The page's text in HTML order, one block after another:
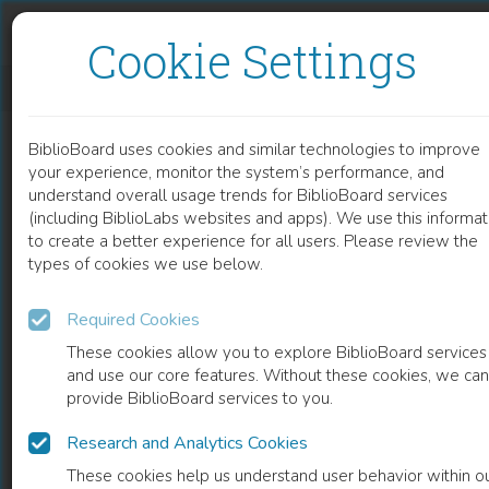
Cookie Settings
BiblioBoard uses cookies and similar technologies to improve
your experience, monitor the system’s performance, and
understand overall usage trends for BiblioBoard services
(including BiblioLabs websites and apps). We use this
to create a better experience for all users. Please review the
types of cookies we use below.
Required Cookies
These cookies allow you to explore BiblioBoard services
and use our core features. Without these cookies, we
provide BiblioBoard services to you.
Research and Analytics Cookies
These cookies help us understand user behavior within
READ
BOOK